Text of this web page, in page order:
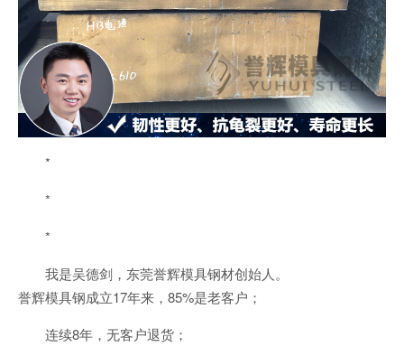
*
*
*
我是吴德剑，东莞誉辉模具钢材创始人。
誉辉模具钢成立17年来，85%是老客户；
连续8年，无客户退货；